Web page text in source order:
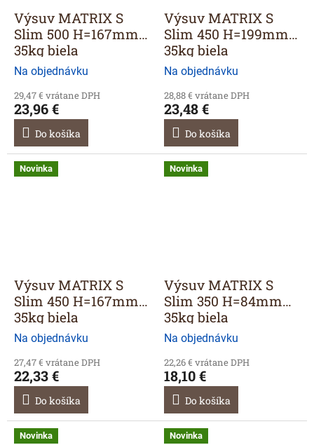
Výsuv MATRIX S
Slim 500 H=167mm
35kg biela
Na objednávku
29,47 € vrátane DPH
23,96 €
Do košíka
Výsuv MATRIX S
Slim 450 H=199mm
35kg biela
Na objednávku
28,88 € vrátane DPH
23,48 €
Do košíka
Novinka
Výsuv MATRIX S
Slim 450 H=167mm
35kg biela
Na objednávku
27,47 € vrátane DPH
22,33 €
Do košíka
Novinka
Výsuv MATRIX S
Slim 350 H=84mm
35kg biela
Na objednávku
22,26 € vrátane DPH
18,10 €
Do košíka
Novinka Novinka